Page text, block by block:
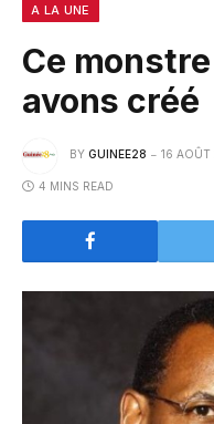
A LA UNE
Ce
avons créé
BY GUINEE28 16 AOÛT
4 MINS READ